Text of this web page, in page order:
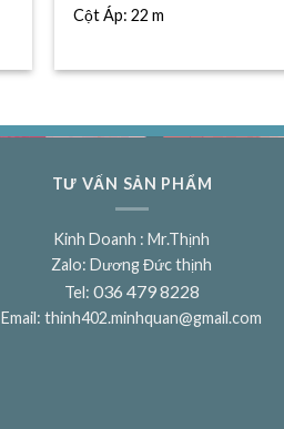
Cột Áp:22 m
TƯ VẤN SẢN PHẨM
Kinh Doanh : Mr.Thịnh
Zalo: Dương Đức thịnh
Tel: 036 479 8228
Email:thinh402.minhquan@gmail.com